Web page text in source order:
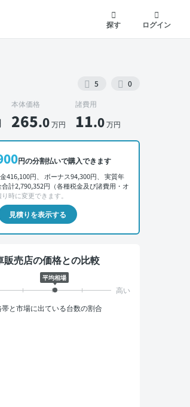
探す
ログイン
5 0
本体価格
265.0万円
諸費用
11.0万円
円の分割払いで購入できます
416,100円、 ボーナス94,300円、 実質年
計2,790,352円（各種税金及び諸費用・オ
時に変更できます。
見積りを表示する
販売店の価格との比較
平均相場
と市場に出ている台数の割合